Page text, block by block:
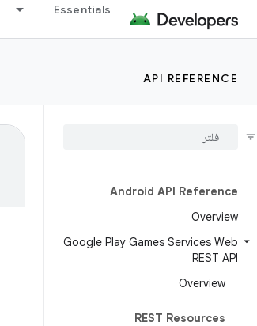
Essentials
API REFERENCE
Android API Reference
Overview
Google Play Games Services Web
REST API
Overview
REST Resources